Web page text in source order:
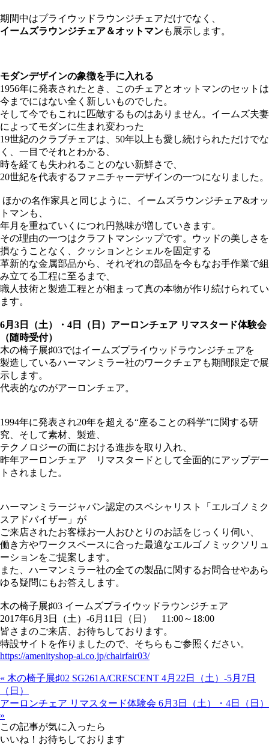
期間中はプライウッドラウンジチェアだけでなく、
イームズラウンジチェア＆オットマンも展示します。
モダンデザインの象徴を手に入れる
1956年に発表されたとき、このチェアとオットマンのセットは
今までにはない全く新しいものでした。
そして今でもこれに匹敵するものはありません。イームズ夫妻
によってモダンに生まれ変わった
19世紀のクラブチェアは、50年以上も愛し続けられただけでな
く、一目でそれとわかる、
時を経ても失われることのない新鮮さで、
20世紀を代表するファニチャーデザインの一つになりました。
ほかの名作家具と同じように、イームズラウンジチェア&オッ
トマンも、
年月を重ねていくにつれ円熟味が増していきます。
その理由の一つはクラフトマンシップです。ウッドの美しさを
損なうことなく、クッションとシェルを固定する
革新的な金属部品から、それぞれの部品を今もなお手作業で組
み立てる工程に至るまで、
職人技術と製造工程とが相まって真の本物が作り続けられてい
ます。
6月3日（土） ・ 4日（日） アーロンチェア リマスタード体験会
（随時受付）
木の椅子展♯03ではイームズプライウッドラウンジチェアを
製造しているハーマンミラー社のワークチェアも期間限定で展
示します。
代表的なのがアーロンチェア。
1994年に発表され20年を超える“座ることの科学”に関する研
究、そして素材、製造、
テクノロジーの面における進歩を取り入れ、
昨年アーロンチェア リマスタードとして全面的にアップデー
トされました。
ハーマンミラージャパン認定のスペシャリスト「エルゴノミク
スアドバイザー」が
ご来店されたお客様お一人おひとりのお話をじっくり伺い、
働き方やワークスペースに合った最適なエルゴノミックソリュ
ーションをご提案します。
また、ハーマンミラー社の全ての製品に関するお問合せやあら
ゆる疑問にもお答えします。
木の椅子展♯03 イームズプライウッドラウンジチェア
2017年6月3日（土）-6月11日（日） 11:00～18:00
皆さまのご来店、お待ちしております。
特設サイトを作りましたので、そちらもご参照ください。
https://amenityshop-ai.co.jp/chairfair03/
« 木の椅子展♯02 SG261A/CRESCENT 4月22日（土）-5月7日
（日）
アーロンチェア リマスタード体験会 6月3日（土）・4日（日）
»
この記事が気に入ったら
いいね！お待ちしております